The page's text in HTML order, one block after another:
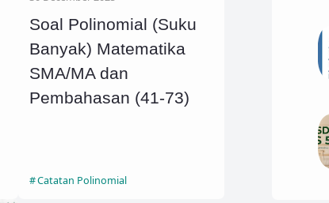
Soal Polinomial (Suku
Banyak) Matematika
SMA/MA dan
Pembahasan (41-73)
Catatan Polinomial